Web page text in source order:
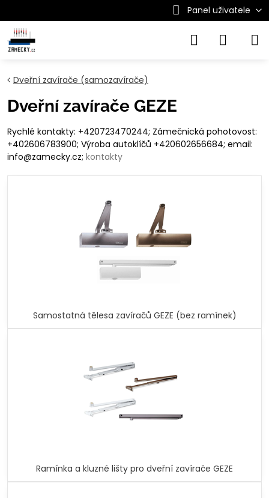
Panel uživatele
Dveřní zavírače (samozavírače)
Dveřní zavírače GEZE
Rychlé kontakty: +420723470244; Zámečnická pohotovost:
+402606783900; Výroba autoklíčů +420602656684; email:
info@zamecky.cz; kontakty
Samostatná tělesa zavíračů GEZE (bez ramínek)
Ramínka a kluzné lišty pro dveřní zavírače GEZE